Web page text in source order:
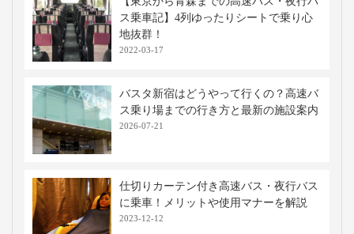
ス乗車記】4列ゆったりシートで乗り心
地抜群！
2022-03-17
バスタ新宿はどうやって行くの？高速バ
ス乗り場までの行き方と最新の施設案内
2026-07-21
仕切りカーテン付き高速バス・夜行バス
に乗車！メリットや使用マナーを解説
2023-12-12